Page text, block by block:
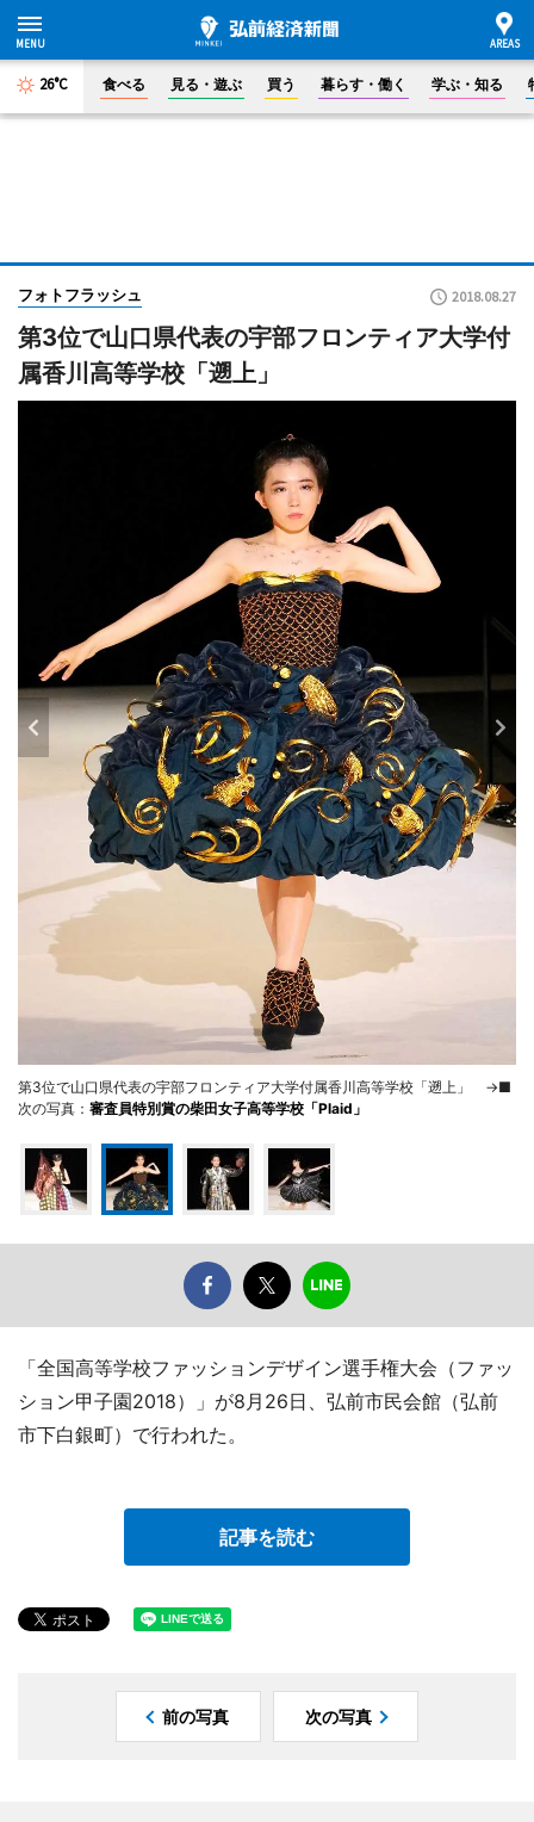
26°C 食べる 見る・遊ぶ 買う 暮らす・働く 学ぶ・知る
フォトフラッシュ 2018.08.27
第3位で山口県代表の宇部フロンティア大学付
属香川高等学校「遡上」
第3位で山口県代表の宇部フロンティア大学付属香川高等学校「遡上」 →■
次の写真： 審査員特別賞の柴田女子高等学校「Plaid」
「全国高等学校ファッションデザイン選手権大会（ファッ
ション甲子園2018）」が8月26日、弘前市民会館（弘前
市下白銀町）で行われた。
記事を読む
前の写真 次の写真